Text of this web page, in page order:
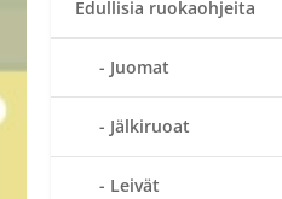
Edullisia ruokaohjeita
Juomat
Jälkiruoat
Leivät